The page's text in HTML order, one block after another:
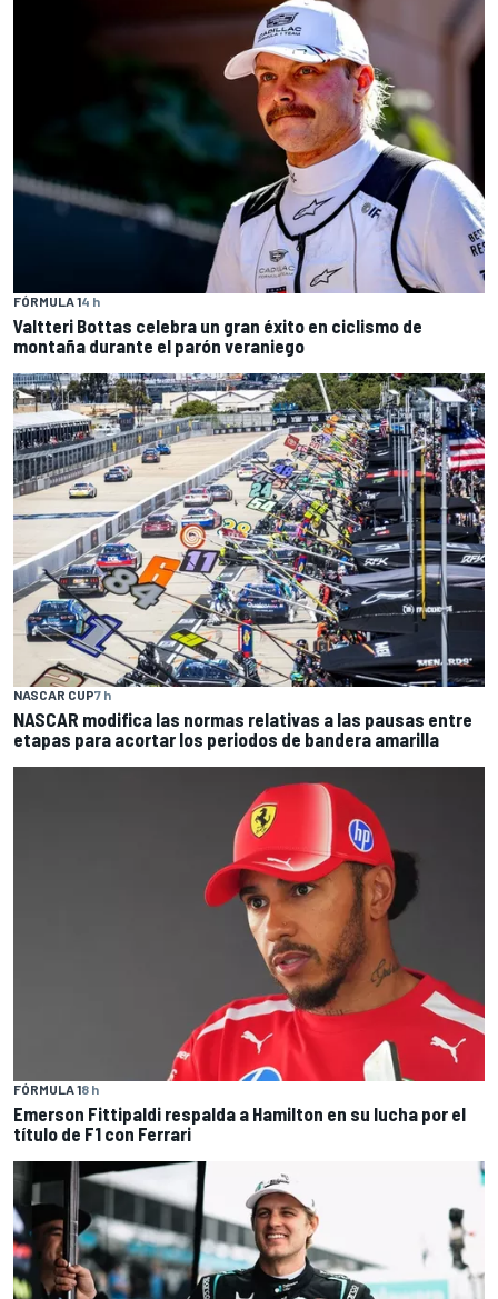
FÓRMULA 14 h
Valtteri Bottas celebra un gran éxito en ciclismo de
montaña durante el parón veraniego
NASCAR CUP7 h
NASCAR modifica las normas relativas a las pausas entre
etapas para acortar los periodos de bandera amarilla
FÓRMULA 18 h
Emerson Fittipaldi respalda a Hamilton en su lucha por el
título de F1 con Ferrari